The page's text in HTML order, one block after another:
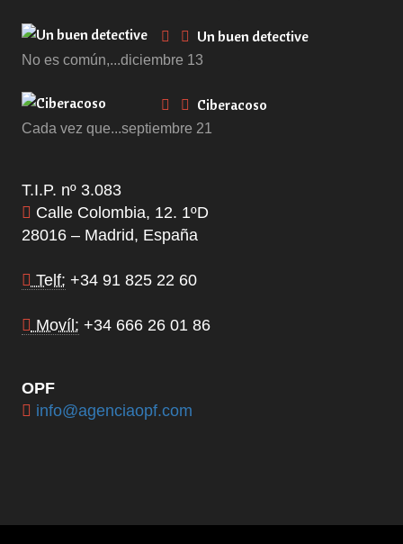
Un buen detective
No es común,...diciembre 13
Ciberacoso
Cada vez que...septiembre 21
T.I.P. nº 3.083
Calle Colombia, 12. 1ºD
28016 – Madrid, España
Telf: +34 91 825 22 60
Movíl: +34 666 26 01 86
OPF
info@agenciaopf.com